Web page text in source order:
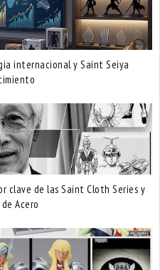
internacional y Saint Seiya
clave de las Saint Cloth Series y
Acero